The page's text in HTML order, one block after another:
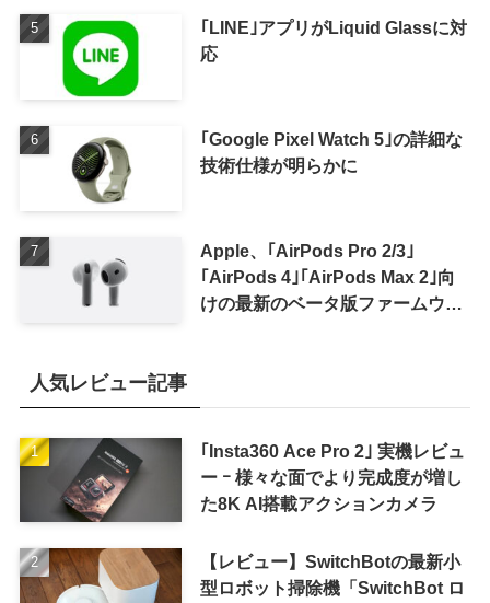
｢LINE｣アプリがLiquid Glassに対
応
｢Google Pixel Watch 5｣の詳細な
技術仕様が明らかに
Apple、｢AirPods Pro 2/3｣
｢AirPods 4｣｢AirPods Max 2｣向
けの最新のベータ版ファームウェ
人気レビュー記事
｢Insta360 Ace Pro 2｣ 実機レビュ
ー ｰ 様々な面でより完成度が増し
た8K AI搭載アクションカメラ
【レビュー】SwitchBotの最新小
型ロボット掃除機「SwitchBot ロ